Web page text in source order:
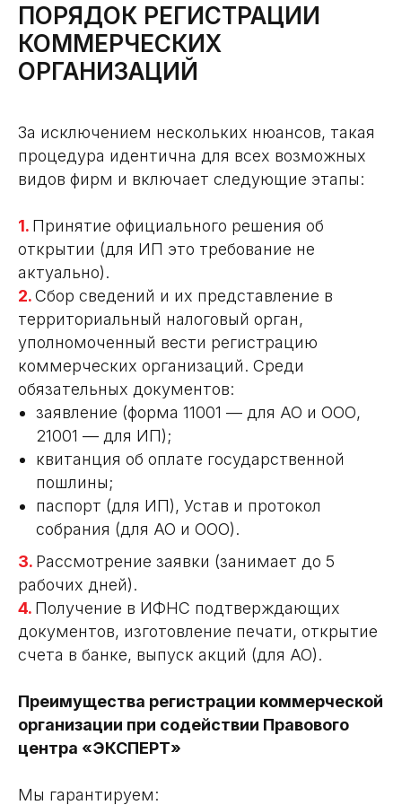
ПОРЯДОК РЕГИСТРАЦИИ
КОММЕРЧЕСКИХ
ОРГАНИЗАЦИЙ
За исключением нескольких нюансов, такая
процедура идентична для всех возможных
видов фирм и включает следующие этапы:
1. Принятие официального решения об
открытии (для ИП это требование не
актуально).
2.Сбор сведений и их представление в
территориальный налоговый орган,
уполномоченный вести регистрацию
коммерческих организаций. Среди
обязательных документов:
заявление (форма 11001 — для АО и ООО,
21001 — для ИП);
квитанция об оплате государственной
пошлины;
паспорт (для ИП), Устав и протокол
собрания (для АО и ООО).
3. Рассмотрение заявки (занимает до 5
рабочих дней).
4. Получение в ИФНС подтверждающих
документов, изготовление печати, открытие
счета в банке, выпуск акций (для АО).
Преимущества регистрации коммерческой
организации при содействии Правового
центра «ЭКСПЕРТ»
Мы гарантируем: